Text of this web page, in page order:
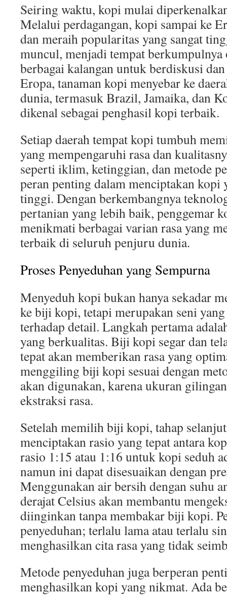
Seiring waktu, kopi mulai
Melalui perdagangan, kopi sampai ke
dan meraih popularitas yang sangat
muncul, menjadi tempat
berbagai kalangan untuk berdiskusi
Eropa, tanaman kopi menyebar ke
dunia, termasuk Brazil, Jamaika, dan
dikenal sebagai penghasil kopi terbaik.
Setiap daerah tempat kopi tumbuh
yang mempengaruhi rasa dan
seperti iklim, ketinggian, dan metode
peran penting dalam menciptakan kopi
tinggi. Dengan berkembangnya
pertanian yang lebih baik, penggemar
menikmati berbagai varian rasa yang
terbaik di seluruh penjuru dunia.
Proses Penyeduhan yang Sempurna
Menyeduh kopi bukan hanya sekadar
ke biji kopi, tetapi merupakan seni
terhadap detail. Langkah pertama
yang berkualitas. Biji kopi segar dan
tepat akan memberikan rasa yang
menggiling biji kopi sesuai dengan
akan digunakan, karena ukuran
ekstraksi rasa.
Setelah memilih biji kopi, tahap
menciptakan rasio yang tepat antara
rasio 1:15 atau 1:16 untuk kopi seduh
namun ini dapat disesuaikan dengan
Menggunakan air bersih dengan suhu
derajat Celsius akan membantu
diinginkan tanpa membakar biji kopi.
penyeduhan; terlalu lama atau terlalu
menghasilkan cita rasa yang tidak
Metode penyeduhan juga berperan
menghasilkan kopi yang nikmat. Ada